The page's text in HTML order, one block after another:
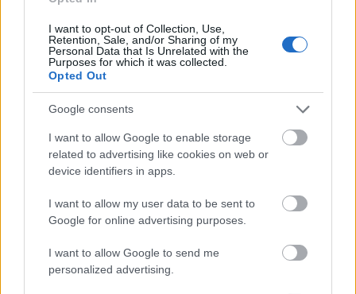
I want to opt-out of Collection, Use,
Retention, Sale, and/or Sharing of my
Personal Data that Is Unrelated with the
Purposes for which it was collected.
Opted Out
Google consents
I want to allow Google to enable storage
related to advertising like cookies on web or
device identifiers in apps.
I want to allow my user data to be sent to
Google for online advertising purposes.
I want to allow Google to send me
personalized advertising.
Felkészültek-e a magyarok az Uberre és
az Airbnb-re?
Szólj hozzá!
A hozzászóláshoz be kell lépned!